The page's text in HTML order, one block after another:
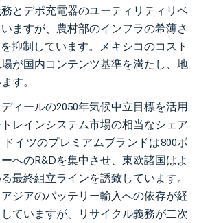
とデポ充電器のユーティリティリベ
ますが、農村部のインフラの希薄さ
抑制しています。メキシコのコスト
が国内コンテンツ基準を満たし、地
す。
ィールの2050年気候中立目標を活用
レインシステム市場の相当なシェア
イツのプレミアムブランドは800ボ
へのR&Dを集中させ、東欧諸国はよ
最終組立ラインを誘致しています。
ジアのバッテリー輸入への依存が経
ていますが、リサイクル義務が二次